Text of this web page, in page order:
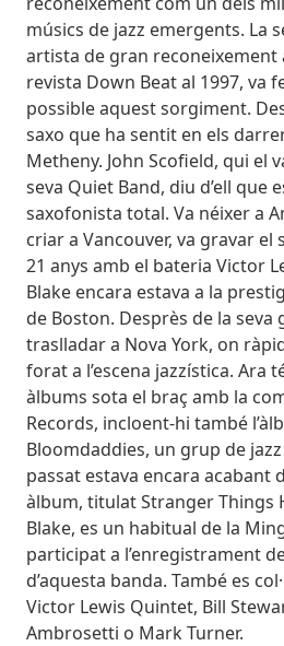
músics de jazz emergents. La
artista de gran reconeixement
revista Down Beat al 1997, va
possible aquest sorgiment.
saxo que ha sentit en els
Metheny. John Scofield, qui el
seva Quiet Band, diu d’ell que
saxofonista total. Va néixer a
criar a Vancouver, va gravar
21 anys amb el bateria Victor
Blake encara estava a la
de Boston. Desprès de la seva
traslladar a Nova York, on
forat a l’escena jazzística. Ara
àlbums sota el braç amb la
Records, incloent-hi també
Bloomdaddies, un grup de jazz
passat estava encara acabant
àlbum, titulat Stranger Things
Blake, es un habitual de la
participat a l’enregistrament
d’aquesta banda. També es
Victor Lewis Quintet, Bill
Ambrosetti o Mark Turner.